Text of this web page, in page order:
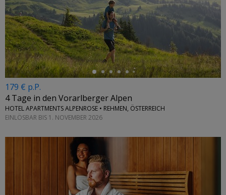
←
179 € p.P.
4 Tage in den Vorarlberger Alpen
HOTEL APARTMENTS ALPENROSE • REHMEN, ÖSTERREICH
EINLÖSBAR BIS 1. NOVEMBER 2026